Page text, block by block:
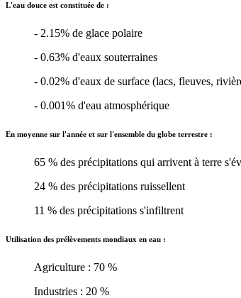
L'eau douce est constituée de :
- 2.15% de glace polaire
- 0.63% d'eaux souterraines
- 0.02% d'eaux de surface (lacs, fleuves,
- 0.001% d'eau atmosphérique
En moyenne sur l'année et sur l'ensemble du globe terrestre :
65 % des précipitations qui arrivent à terre
24 % des précipitations ruissellent
11 % des précipitations s'infiltrent
Utilisation des prélèvements mondiaux en eau :
Agriculture : 70 %
Industries : 20 %